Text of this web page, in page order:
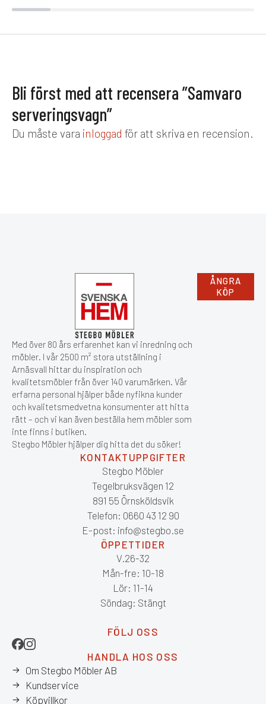
bordet från 220 cm till en
Bli först med att recensera ”Samvaro
serveringsvagn”
Du måste vara inloggad för att skriva en recension.
Med över 80 års erfarenhet kan vi inredning och
möbler. I vår 2500 m² stora utställning i
Arnäsvall hittar du inspiration och
kvalitetsmöbler från över 140 varumärken. Vår
erfarna personal hjälper både nyfikna kunder
och kvalitetsmedvetna konsumenter att hitta
rätt – och vi kan även beställa hem möbler som
inte finns i butiken.
Stegbo Möbler hjälper dig hitta det du söker!
ÅNGRA
KÖP
KONTAKTUPPGIFTER
Stegbo Möbler
Tegelbruksvägen 12
891 55 Örnsköldsvik
Telefon: 0660 43 12 90
E-post: info@stegbo.se
ÖPPETTIDER
V.26-32
Mån-fre: 10-18
Lör: 11-14
Söndag: Stängt
FÖLJ OSS
HANDLA HOS OSS
Om Stegbo Möbler AB
Kundservice
Köpvillkor